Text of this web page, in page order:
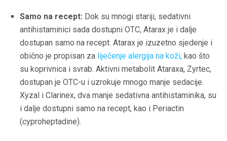
Samo na recept: Dok su mnogi stariji, sedativni
antihistaminici sada dostupni OTC, Atarax je i dalje
dostupan samo na recept. Atarax je izuzetno sjedenje i
obično je propisan za liječenje alergija na koži, kao što
su koprivnica i svrab. Aktivni metabolit Ataraxa, Zyrtec,
dostupan je OTC-u i uzrokuje mnogo manje sedacije.
Xyzal i Clarinex, dva manje sedativna antihistaminika, su
i dalje dostupni samo na recept, kao i Periactin
(cyproheptadine).